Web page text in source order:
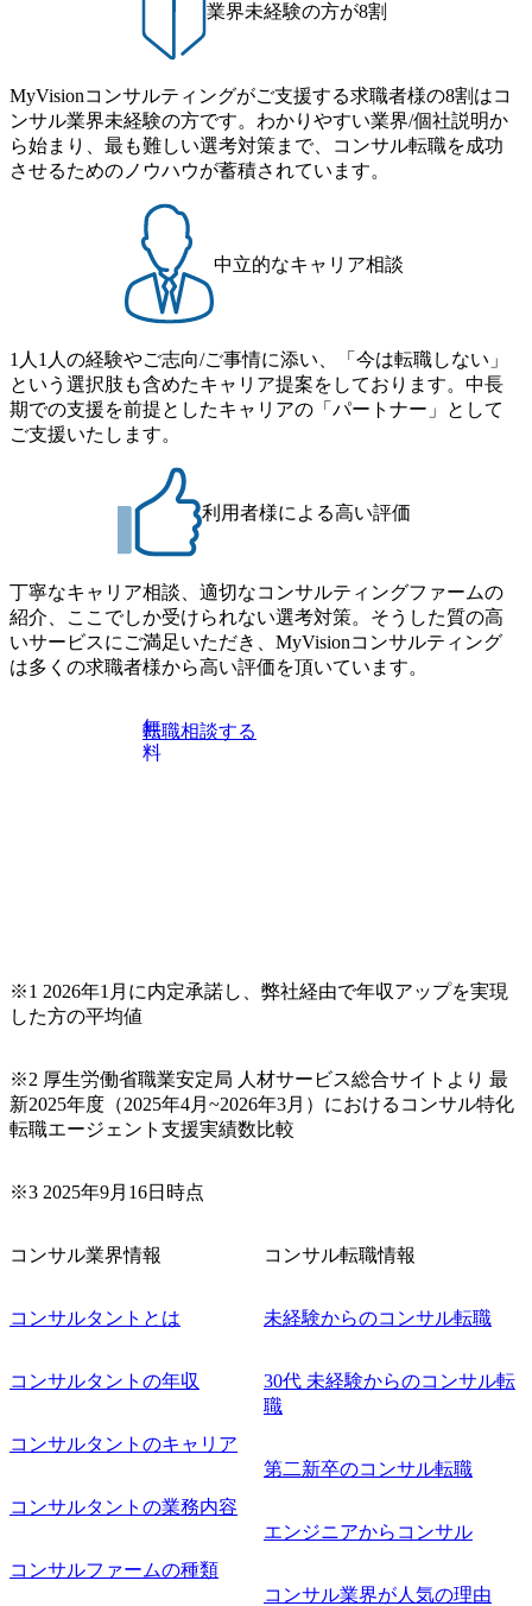
業界未経験の方が8割
MyVisionコンサルティングがご支援する求職者様の8割はコ
ンサル業界未経験の方です。わかりやすい業界/個社説明か
ら始まり、最も難しい選考対策まで、コンサル転職を成功
させるためのノウハウが蓄積されています。
中立的なキャリア相談
1人1人の経験やご志向/ご事情に添い、「今は転職しない」
という選択肢も含めたキャリア提案をしております。中長
期での支援を前提としたキャリアの「パートナー」として
ご支援いたします。
利用者様による高い評価
丁寧なキャリア相談、適切なコンサルティングファームの
紹介、ここでしか受けられない選考対策。そうした質の高
いサービスにご満足いただき、MyVisionコンサルティング
は多くの求職者様から高い評価を頂いています。
無
料
転職相談する
※1 2026年1月に内定承諾し、弊社経由で年収アップを実現
した方の平均値
※2 厚生労働省職業安定局 人材サービス総合サイトより 最
新2025年度（2025年4月~2026年3月）におけるコンサル特化
転職エージェント支援実績数比較
※3 2025年9月16日時点
コンサル業界情報
コンサルタントとは
コンサルタントの年収
コンサルタントのキャリア
コンサルタントの業務内容
コンサルファームの種類
コンサル転職情報
未経験からのコンサル転職
30代 未経験からのコンサル転
職
第二新卒のコンサル転職
エンジニアからコンサル
コンサル業界が人気の理由